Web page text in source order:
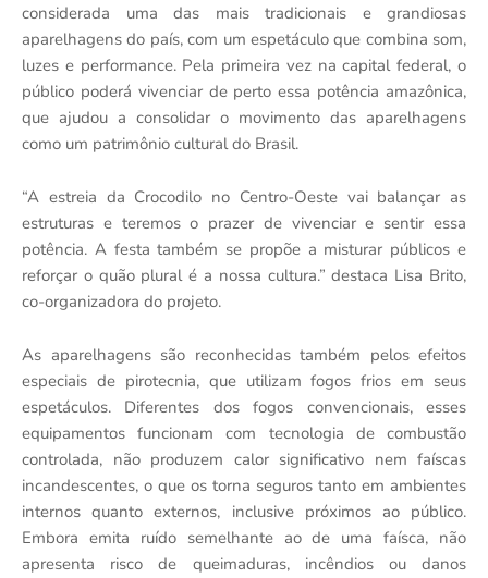
considerada uma das mais tradicionais e grandiosas
aparelhagens do país, com um espetáculo que combina som,
luzes e performance. Pela primeira vez na capital federal, o
público poderá vivenciar de perto essa potência amazônica,
que ajudou a consolidar o movimento das aparelhagens
como um patrimônio cultural do Brasil.
“A estreia da Crocodilo no Centro-Oeste vai balançar as
estruturas e teremos o prazer de vivenciar e sentir essa
potência. A festa também se propõe a misturar públicos e
reforçar o quão plural é a nossa cultura.” destaca Lisa Brito,
co-organizadora do projeto.
As aparelhagens são reconhecidas também pelos efeitos
especiais de pirotecnia, que utilizam fogos frios em seus
espetáculos. Diferentes dos fogos convencionais, esses
equipamentos funcionam com tecnologia de combustão
controlada, não produzem calor significativo nem faíscas
incandescentes, o que os torna seguros tanto em ambientes
internos quanto externos, inclusive próximos ao público.
Embora emita ruído semelhante ao de uma faísca, não
apresenta risco de queimaduras, incêndios ou danos